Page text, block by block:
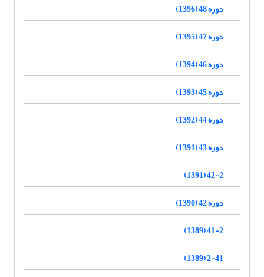
دوره 48 (1396)
دوره 47 (1395)
دوره 46 (1394)
دوره 45 (1393)
دوره 44 (1392)
دوره 43 (1391)
42-2 (1391)
دوره 42 (1390)
41-2 (1389)
2-41 (1389)